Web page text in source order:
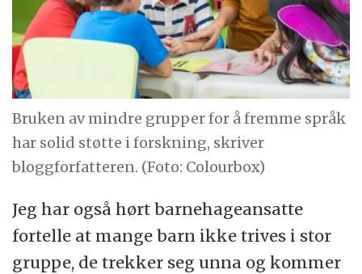
Bruken av mindre grupper for å fremme språk
har solid støtte i forskning, skriver
bloggforfatteren. (Foto: Colourbox)
Jeg har også hørt barnehageansatte
fortelle at mange barn ikke trives i stor
gruppe, de trekker seg unna og kommer